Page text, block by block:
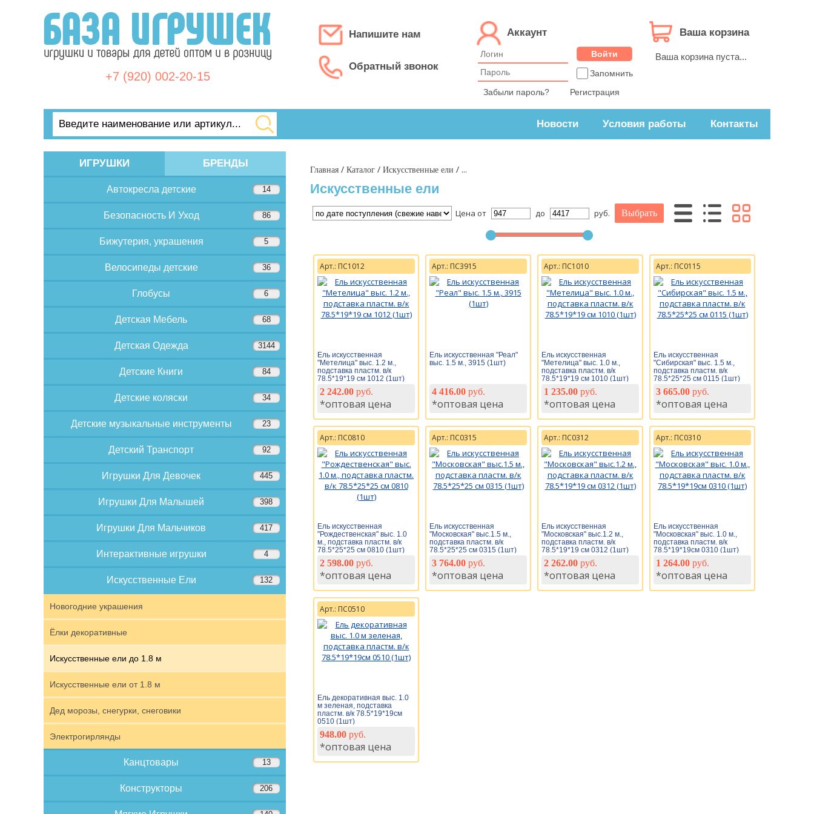
+7 (920) 002-20-15
Ваша корзина
Ваша корзина пуста...
Аккаунт
Запомнить
Забыли пароль?
Регистрация
Напишите нам
Обратный звонок
Новости Условия работы Контакты
ИГРУШКИ БРЕНДЫ
Автокресла детские 14
Безопасность И Уход 86
Бижутерия, украшения 5
Велосипеды детские 36
Глобусы 6
Детская Мебель 68
Детская Одежда 3144
Детские Книги 84
Детские коляски 34
Детские музыкальные инструменты 23
Детский Транспорт 92
Игрушки Для Девочек 445
Игрушки Для Малышей 398
Игрушки Для Мальчиков 417
Интерактивные игрушки 4
Искусственные Ели 132
Новогодние украшения
Ёлки декоративные
Искусственные ели до 1.8 м
Искусственные ели от 1.8 м
Дед морозы, снегурки, снеговики
Электрогирлянды
Канцтовары 13
Конструкторы 206
Главная / Каталог / Искусственные ели / ...
Искусственные ели
Цена от до руб.
Арт.: ПС1012
Ель искусственная
"Метелица" выс. 1.2 м.,
подставка пластм. в/к
78.5*19*19 см 1012 (1шт)
2 242.00 руб.
*оптовая цена
Арт.: ПС3915
Ель искусственная "Реал"
выс. 1.5 м., 3915 (1шт)
4 416.00 руб.
*оптовая цена
Арт.: ПС1010
Ель искусственная
"Метелица" выс. 1.0 м.,
подставка пластм. в/к
78.5*19*19 см 1010 (1шт)
1 235.00 руб.
*оптовая цена
Арт.: ПС0115
Ель искусственная
"Сибирская" выс. 1.5 м.,
подставка пластм. в/к
78.5*25*25 см 0115 (1шт)
3 665.00 руб.
*оптовая цена
Арт.: ПС0810
Ель искусственная
"Рождественская" выс. 1.0
м., подставка пластм. в/к
78.5*25*25 см 0810 (1шт)
2 598.00 руб.
*оптовая цена
Арт.: ПС0315
Ель искусственная
"Московская" выс.1.5 м.,
подставка пластм. в/к
78.5*25*25 см 0315 (1шт)
3 764.00 руб.
*оптовая цена
Арт.: ПС0312
Ель искусственная
"Московская" выс.1.2 м.,
подставка пластм. в/к
78.5*19*19 см 0312 (1шт)
2 262.00 руб.
*оптовая цена
Арт.: ПС0310
Ель искусственная
"Московская" выс. 1.0 м.,
подставка пластм. в/к
78.5*19*19см 0310 (1шт)
1 264.00 руб.
*оптовая цена
Арт.: ПС0510
Ель декоративная выс. 1.0
м зеленая, подставка
пластм. в/к 78.5*19*19см
0510 (1шт)
948.00 руб.
*оптовая цена